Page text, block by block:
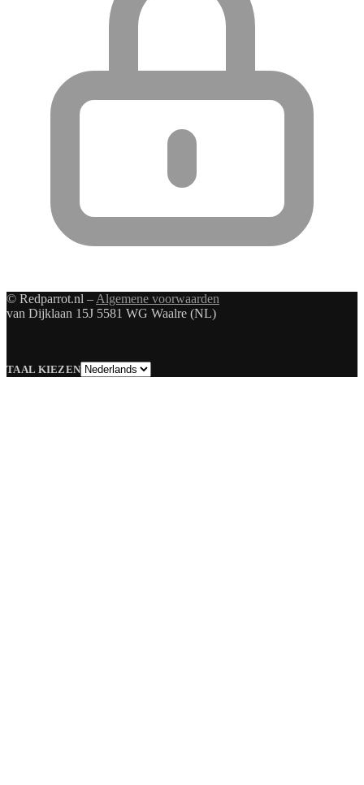
© Redparrot.nl – Algemene voorwaarden
van Dijklaan 15J 5581 WG Waalre (NL)
TAAL KIEZENTaal